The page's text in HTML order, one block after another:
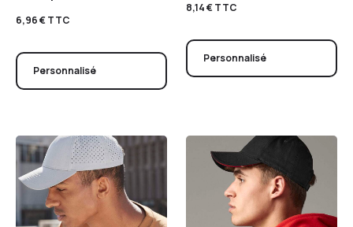
6,96€TTC
Personnalisé
8,14€TTC
Personnalisé